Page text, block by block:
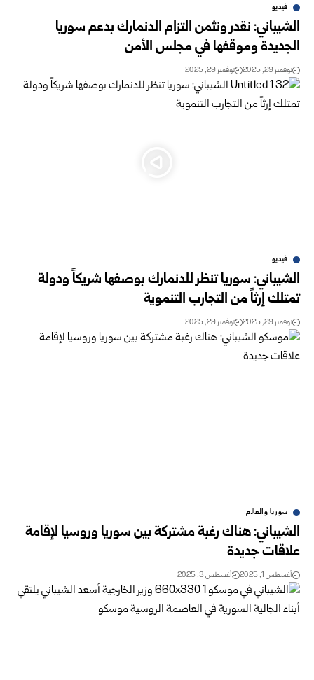
فيديو
الشيباني: نقدر ونثمن التزام الدنمارك بدعم سوريا
الجديدة وموقفها في مجلس الأمن
نوفمبر 29, 2025 نوفمبر 29, 2025
فيديو
الشيباني: سوريا تنظر للدنمارك بوصفها شريكاً ودولة
تمتلك إرثاً من التجارب التنموية
نوفمبر 29, 2025 نوفمبر 29, 2025
سوريا والعالم
الشيباني: هناك رغبة مشتركة بين سوريا وروسيا لإقامة
علاقات جديدة
أغسطس 1, 2025 أغسطس 3, 2025